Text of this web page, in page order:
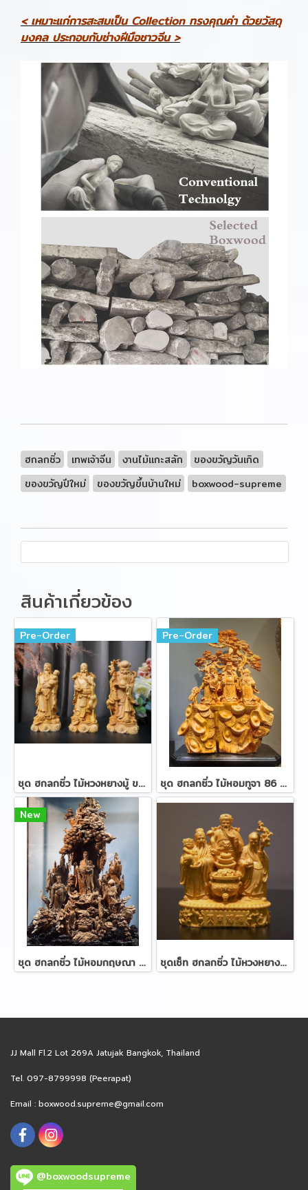
< เหมาะแก่การสะสมเป็น Collection ทรงคุณค่า ด้วยวัสดุ
มงคล ประกอบกับช่างฝีมือชาวจีน >
ฮกลกซิ่ว เทพเจ้าจีน งานไม้แกะสลัก
ของขวัญวันเกิด
ของขวัญปีใหม่
ของขวัญขึ้นบ้านใหม่ boxwood-supreme
สินค้าเกี่ยวข้อง
Pre-Order
ชุด ฮกลกซิ่ว ไม้หวงหยางมู้ ขนาด 17/20 cm.
Pre-Order
ชุด ฮกลกซิ่ว ไม้หอมทูจา 86 ซม.
New
ชุด ฮกลกซิ่ว ไม้หอมกฤษณา 105 ซม. ชุดเซ็ท ฮกลกซิ่ว ไม้หวงหยางมู้แกะสลัก ขนาด 11 cm.
JJ Mall Fl.2 Lot 269A Jatujak Bangkok, Thailand
Tel. 097-8799998 (Peerapat)
Email : boxwood.supreme@gmail.com
@boxwoodsupreme